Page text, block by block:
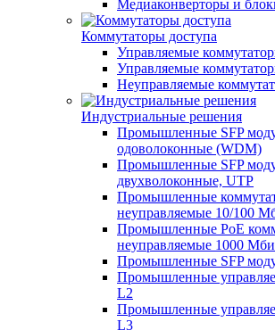
Медиаконверторы и
Коммутаторы доступа
Управляемые
Управляемые
Неуправляемые
Индустриальные решения
Промышленные SFP
одоволоконные (WDM)
Промышленные SFP
двухволоконные, UTP
Промышленные
неуправляемые 10/100
Промышленные PoE
неуправляемые 1000
Промышленные SFP
Промышленные
L2
Промышленные
L3